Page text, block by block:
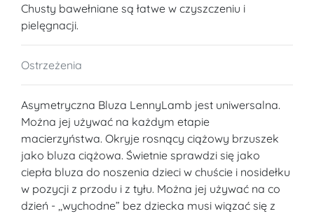
Chusty bawełniane są łatwe w czyszczeniu i
pielęgnacji.
Ostrzeżenia
Asymetryczna Bluza LennyLamb jest uniwersalna.
Można jej używać na każdym etapie
macierzyństwa. Okryje rosnący ciążowy brzuszek
jako bluza ciążowa. Świetnie sprawdzi się jako
ciepła bluza do noszenia dzieci w chuście i nosidełku
w pozycji z przodu i z tyłu. Można jej używać na co
dzień - ,,wychodne” bez dziecka musi wiązać się z